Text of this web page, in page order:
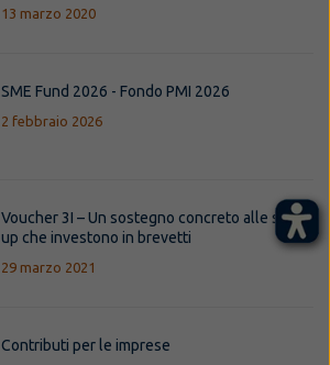
13 marzo 2020
SME Fund 2026 - Fondo PMI 2026
2 febbraio 2026
Voucher 3I – Un sostegno concreto alle start-
up che investono in brevetti
29 marzo 2021
Contributi per le imprese